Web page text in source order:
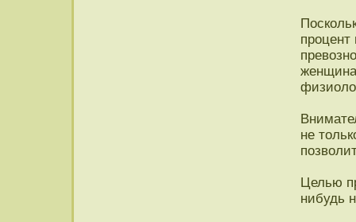
женщина
не
Целью
нибудь